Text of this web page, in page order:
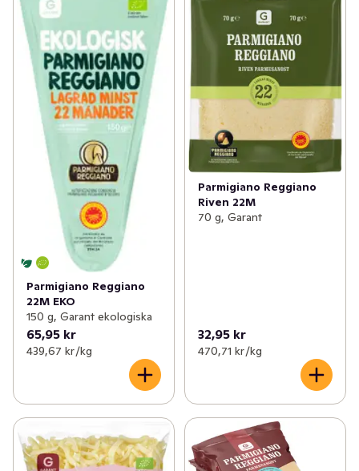
Parmigiano Reggiano
22M EKO
150 g, Garant ekologiska
65,95 kr
439,67 kr /kg
Parmigiano Reggiano
Riven 22M
70 g, Garant
32,95 kr
470,71 kr /kg